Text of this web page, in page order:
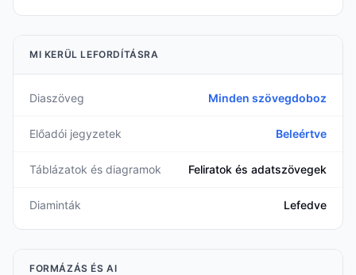
MI KERÜL LEFORDÍTÁSRA
Diaszöveg Minden szövegdoboz
Előadói jegyzetek Beleértve
Táblázatok és diagramok Feliratok és adatszövegek
Diaminták Lefedve
FORMÁZÁS ÉS AI